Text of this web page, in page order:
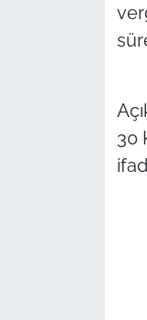
30
Flaş Haber
Dış Haberler